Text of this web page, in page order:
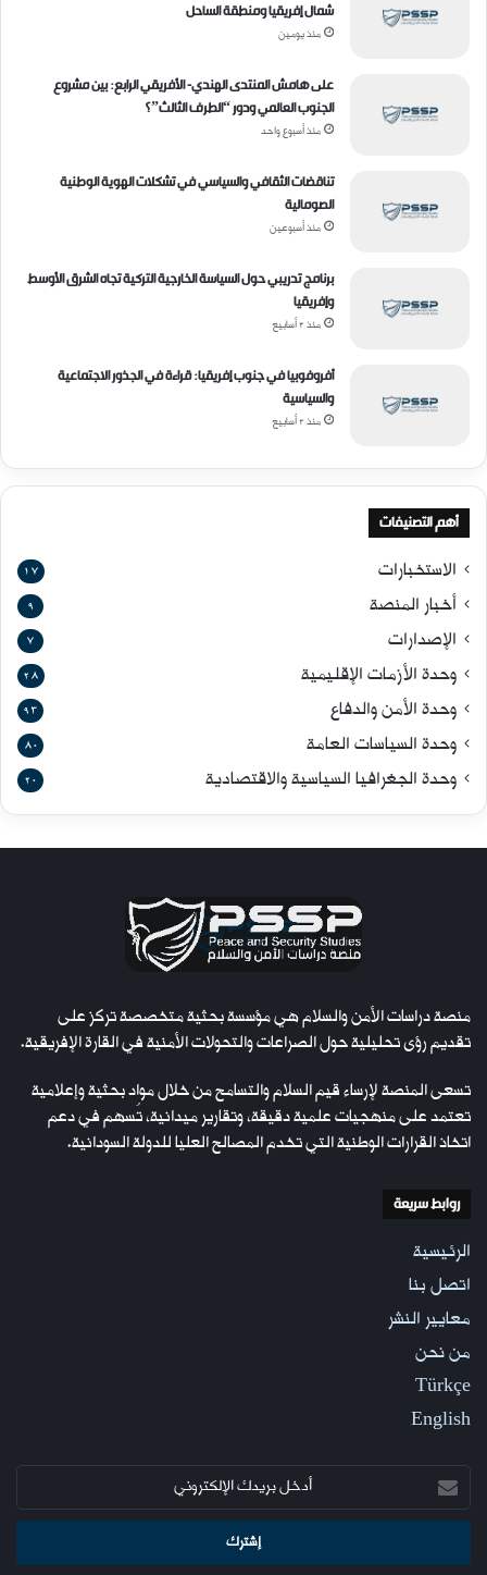
شمال إفريقيا ومنطقة الساحل
منذ يومين
على هامش المنتدى الهندي- الأفريقي الرابع: بين مشروع
الجنوب العالمي ودور “الطرف الثالث”؟
منذ أسبوع واحد
تناقضات الثقافي والسياسي في تشكلات الهوية الوطنية
الصومالية
منذ أسبوعين
برنامج تدريبي حول السياسة الخارجية التركية تجاه الشرق الأوسط
وإفريقيا
منذ 3 أسابيع
أفروفوبيا في جنوب إفريقيا: قراءة في الجذور الاجتماعية
والسياسية
منذ 3 أسابيع
أهم التصنيفات
الاستخبارات 17
أخبار المنصة 9
الإصدارات 7
وحدة الأزمات الإقليمية 28
وحدة الأمن والدفاع 93
وحدة السياسات العامة 80
وحدة الجغرافيا السياسية والاقتصادية 20
منصة دراسات الأمن والسلام هي مؤسسة بحثية متخصصة تركز على
تقديم رؤى تحليلية حول الصراعات والتحولات الأمنية في القارة الإفريقية.
تسعى المنصة لإرساء قيم السلام والتسامح من خلال مواد بحثية وإعلامية
تعتمد على منهجيات علمية دقيقة، وتقارير ميدانية، تُسهم في دعم
اتخاذ القرارات الوطنية التي تخدم المصالح العليا للدولة السودانية.
روابط سريعة
الرئيسية
اتصل بنا
معايير النشر
من نحن
Türkçe
English